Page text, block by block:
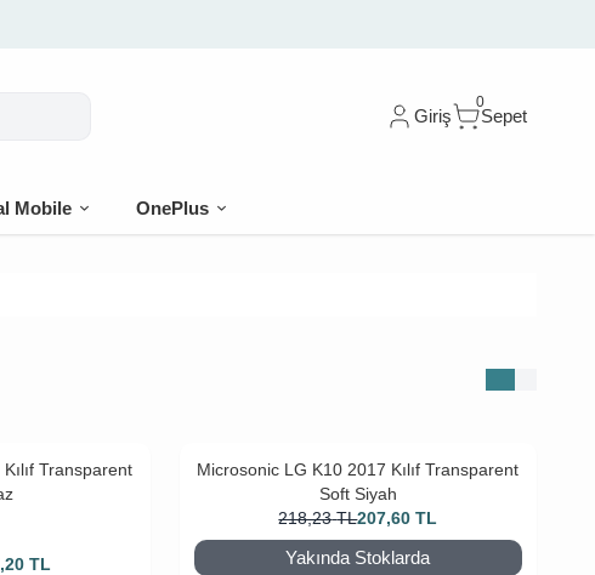
Giriş
0
Sepet
Mobile OnePlus
Transparent
TL
Microsonic LG K10 2017 Kılıf Transparent
Soft Siyah
218,23 TL207,60 TL
Yakında Stoklarda